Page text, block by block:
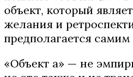
объект, который
желания и
предполагается
«Объект а» — не